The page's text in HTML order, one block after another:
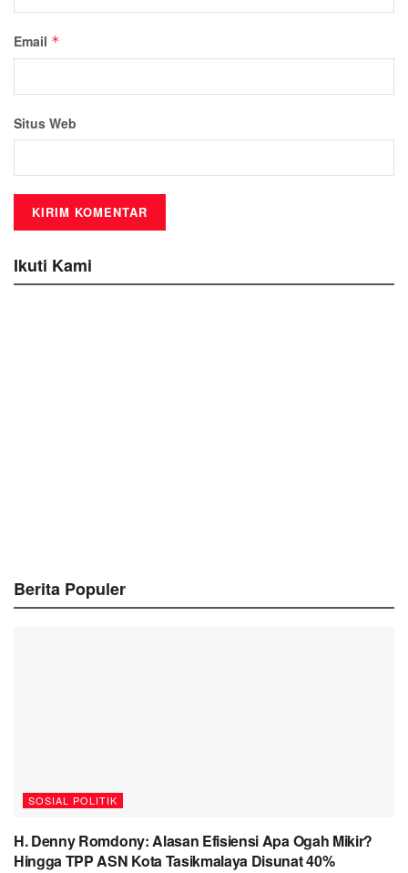
Email *
Situs Web
Ikuti Kami
Berita Populer
SOSIAL POLITIK
H. Denny Romdony: Alasan Efisiensi Apa Ogah Mikir?
Hingga TPP ASN Kota Tasikmalaya Disunat 40%